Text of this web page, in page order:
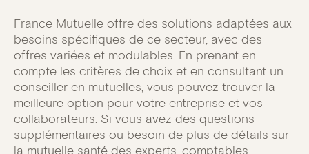
France Mutuelle offre des solutions adaptées aux
besoins spécifiques de ce secteur, avec des
offres variées et modulables. En prenant en
compte les critères de choix et en consultant un
conseiller en mutuelles, vous pouvez trouver la
meilleure option pour votre entreprise et vos
collaborateurs. Si vous avez des questions
supplémentaires ou besoin de plus de détails sur
la mutuelle santé des experts-comptables